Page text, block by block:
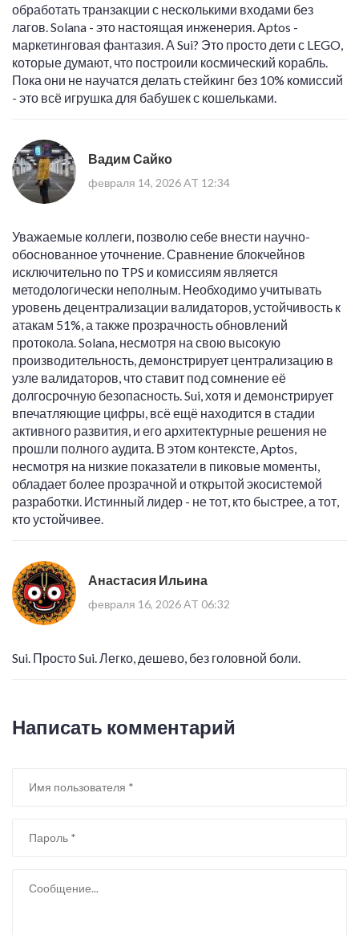
обработать транзакции с несколькими входами без
лагов. Solana - это настоящая инженерия. Aptos -
маркетинговая фантазия. А Sui? Это просто дети с LEGO,
которые думают, что построили космический корабль.
Пока они не научатся делать стейкинг без 10% комиссий
- это всё игрушка для бабушек с кошельками.
Вадим Сайко
февраля 14, 2026 AT 12:34
Уважаемые коллеги, позволю себе внести научно-
обоснованное уточнение. Сравнение блокчейнов
исключительно по TPS и комиссиям является
методологически неполным. Необходимо учитывать
уровень децентрализации валидаторов, устойчивость к
атакам 51%, а также прозрачность обновлений
протокола. Solana, несмотря на свою высокую
производительность, демонстрирует централизацию в
узле валидаторов, что ставит под сомнение её
долгосрочную безопасность. Sui, хотя и демонстрирует
впечатляющие цифры, всё ещё находится в стадии
активного развития, и его архитектурные решения не
прошли полного аудита. В этом контексте, Aptos,
несмотря на низкие показатели в пиковые моменты,
обладает более прозрачной и открытой экосистемой
разработки. Истинный лидер - не тот, кто быстрее, а тот,
кто устойчивее.
Анастасия Ильина
февраля 16, 2026 AT 06:32
Sui. Просто Sui. Легко, дешево, без головной боли.
Написать комментарий